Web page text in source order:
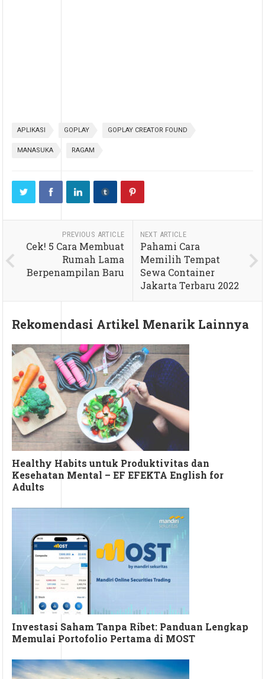
APLIKASI GOPLAY GOPLAY CREATOR FOUND
MANASUKA RAGAM
PREVIOUS ARTICLE
Cek! 5 Cara Membuat
Rumah Lama
Berpenampilan Baru
NEXT ARTICLE
Pahami Cara
Memilih Tempat
Sewa Container
Jakarta Terbaru 2022
Rekomendasi Artikel Menarik Lainnya
Healthy Habits untuk Produktivitas dan
Kesehatan Mental – EF EFEKTA English for
Adults
Investasi Saham Tanpa Ribet: Panduan Lengkap
Memulai Portofolio Pertama di MOST